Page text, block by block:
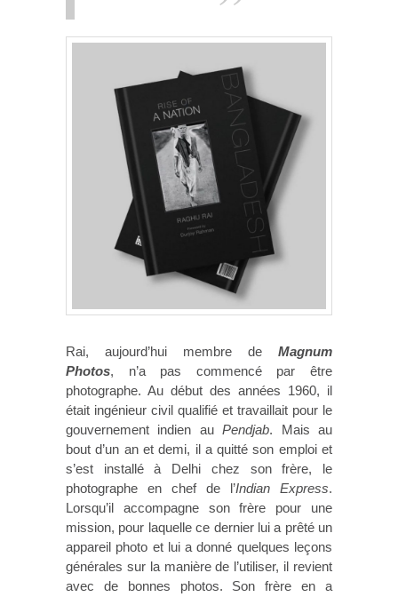
Rai, aujourd’hui membre de Magnum
Photos, n’a pas commencé par être
photographe. Au début des années 1960, il
était ingénieur civil qualifié et travaillait pour le
gouvernement indien auPendjab. Mais au
bout d’un an et demi, il a quitté son emploi et
s’est installé à Delhi chez son frère, le
photographe en chef de l’Indian Express.
Lorsqu’il accompagne son frère pour une
mission, pour laquelle ce dernier lui a prêté un
appareil photo et lui a donné quelques leçons
générales sur la manière de l’utiliser, il revient
avec de bonnes photos. Son frère en a